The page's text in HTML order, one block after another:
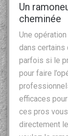
Un
cheminée
Une
dans certains
parfois si le
pour faire
efficaces
ces pros
directement